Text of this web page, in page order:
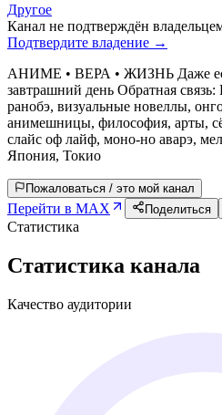
Другое
Канал не подтверждён
Подтвердите владение →
АНИМЕ • ВЕРА • ЖИЗНЬ Даже
завтрашний день Обратная
ранобэ, визуальные новеллы,
анимешницы, философия, арты,
слайс оф лайф, моно-но аварэ,
Япония, Токио
Пожаловаться / это мой канал
Перейти в MAX Поделиться
Статистика
Статистика канала
Качество аудитории